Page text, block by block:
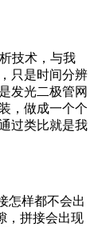
技术，与我
只是时间分辨
发光二极管网
，做成一个个
过类比就是我
怎样都不会出
，拼接会出现